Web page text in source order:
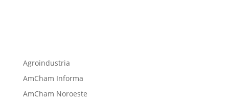
Agroindustria
AmCham Informa
AmCham Noroeste